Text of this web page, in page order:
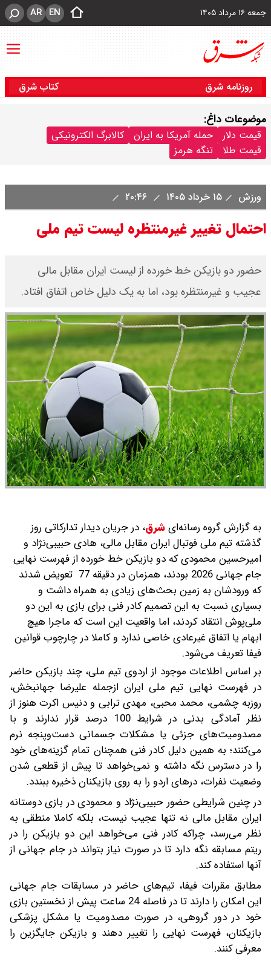
جمعه ۱۶ مرداد ۱۴۰۵ EN
AR
روزنامه شرق کتاب شرق
موضوعات داغ:
قیمت دلار حمله آمریکا به ایران
کالابرگ الکترونیکی
قیمت طلا
تنگه هرمز
ورزش ۱۵ خرداد ۱۴۰۵
احتمال تغییر غیرمنتظره لیست تیم ملی
حضور دو بازیکن خط خورده از لیست ایران مقابل مالی
عجیب و غیرمنتظره بود، اما به یک دلیل خاص اتفاق افتاد.
به گزارش گروه رسانه‌ایشرق، در جریان دیدار تدارکاتی روز
گذشته تیم ملی فوتبال ایران مقابل مالی، هادی حبیبی‌نژاد و
امیرحسین محمودی که دو بازیکن خط خورده از فهرست نهایی
جام جهانی 2026 بودند، همزمان در دقیقه 77 تعویض شدند
که ورودشان به زمین بحث‌های زیادی به همراه داشت و
بسیاری نسبت به این تصمیم کادر فنی برای بازی به این دو
ملی‌پوش انتقاد کردند، اما واقعیت این است که ماجرا هیچ
ابهام یا اتفاق غیرعادی خاصی ندارد و کاملا در چارچوب قوانین
فیفا تعریف می‌شود.
بر اساس اطلاعات موجود از اردوی تیم ملی، چند بازیکن حاضر
در فهرست نهایی تیم ملی ایران ازجمله علیرضا جهانبخش،
روزبه چشمی، محمد محبی، مهدی ترابی و دنیس اکرت هنوز از
نظر آمادگی بدنی در شرایط 100 درصد قرار ندارند و با
مصدومیت‌های جزئی یا مشکلات جسمانی دست‌وپنجه نرم
می‌کنند؛ به همین دلیل کادر فنی همچنان تمام گزینه‌های خود
را در دسترس نگه داشته و نمی‌خواهد تا پیش از قطعی شدن
وضعیت نفرات، درهای اردو را به روی بازیکنان ذخیره ببندد.
در چنین شرایطی حضور حبیبی‌نژاد و محمودی در بازی دوستانه
ایران مقابل مالی نه تنها عجیب نیست، بلکه کاملا منطقی به
نظر می‌رسد، چراکه کادر فنی می‌خواهد این دو بازیکن را در
ریتم مسابقه نگه دارد تا در صورت نیاز بتواند در جام جهانی از
آنها استفاده کند.
مطابق مقررات فیفا، تیم‌های حاضر در مسابقات جام جهانی
این امکان را دارند تا در فاصله 24 ساعت پیش از نخستین بازی
خود در دور گروهی، در صورت مصدومیت یا مشکل پزشکی
بازیکنان، فهرست نهایی را تغییر دهند و بازیکن جایگزین را
معرفی کنند.